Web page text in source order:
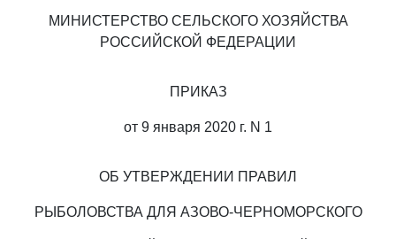
МИНИСТЕРСТВО СЕЛЬСКОГО ХОЗЯЙСТВА
РОССИЙСКОЙ ФЕДЕРАЦИИ
ПРИКАЗ
от 9 января 2020 г. N 1
ОБ УТВЕРЖДЕНИИ ПРАВИЛ
РЫБОЛОВСТВА ДЛЯ АЗОВО-ЧЕРНОМОРСКОГО